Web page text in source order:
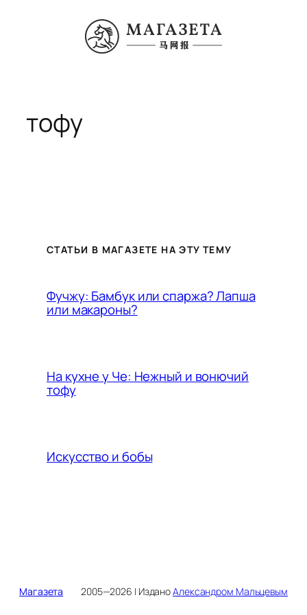
содержимому
тофу
СТАТЬИ В МАГАЗЕТЕ НА ЭТУ ТЕМУ
Фучжу: Бамбук или спаржа? Лапша
или макароны?
На кухне у Че: Нежный и вонючий
тофу
Искусство и бобы
Магазета 2005—2026 | ИзданоАлександром Мальцевым